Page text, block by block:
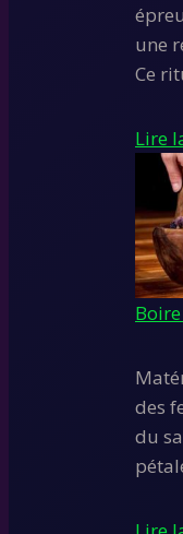
une
Ce
Lire
des
du